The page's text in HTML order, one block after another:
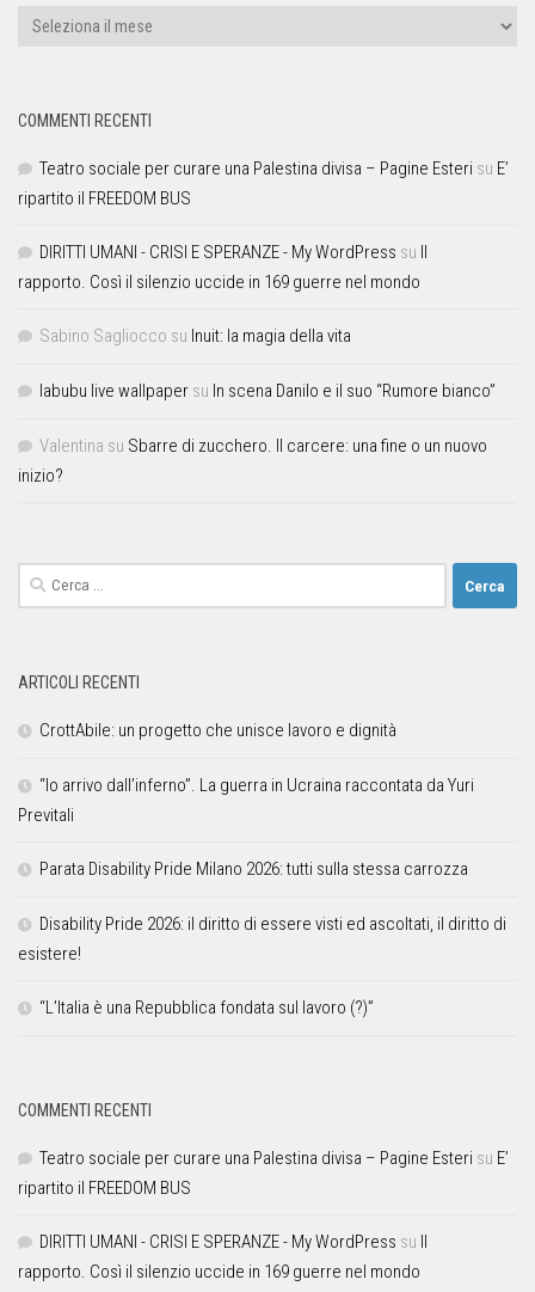
COMMENTI RECENTI
Teatro sociale per curare una Palestina divisa – Pagine Esteri su E’
ripartito il FREEDOM BUS
DIRITTI UMANI - CRISI E SPERANZE - My WordPress su
rapporto. Così il silenzio uccide in 169 guerre nel mondo
Sabino Sagliocco su Inuit: la magia della vita
labubu live wallpaper su In scena Danilo e il suo “Rumore bianco”
Valentina su Sbarre di zucchero. Il carcere: una fine o un nuovo
inizio?
ARTICOLI RECENTI
CrottAbile: un progetto che unisce lavoro e dignità
“Io arrivo dall’inferno”. La guerra in Ucraina raccontata da Yuri
Previtali
Parata Disability Pride Milano 2026: tutti sulla stessa carrozza
Disability Pride 2026: il diritto di essere visti ed ascoltati, il diritto di
esistere!
“L’Italia è una Repubblica fondata sul lavoro (?)”
COMMENTI RECENTI
Teatro sociale per curare una Palestina divisa – Pagine Esteri su E’
ripartito il FREEDOM BUS
DIRITTI UMANI - CRISI E SPERANZE - My WordPress su
rapporto. Così il silenzio uccide in 169 guerre nel mondo